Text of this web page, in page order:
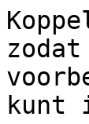
kunt